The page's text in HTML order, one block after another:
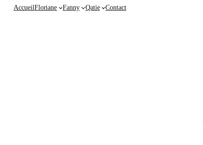
AccueilFloriane Fanny Qatie Contact